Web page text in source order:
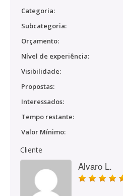
Categoria:
Subcategoria:
Orçamento:
Nível de experiência:
Visibilidade:
Propostas:
Interessados:
Tempo restante:
Valor Mínimo:
Cliente
Alvaro L.